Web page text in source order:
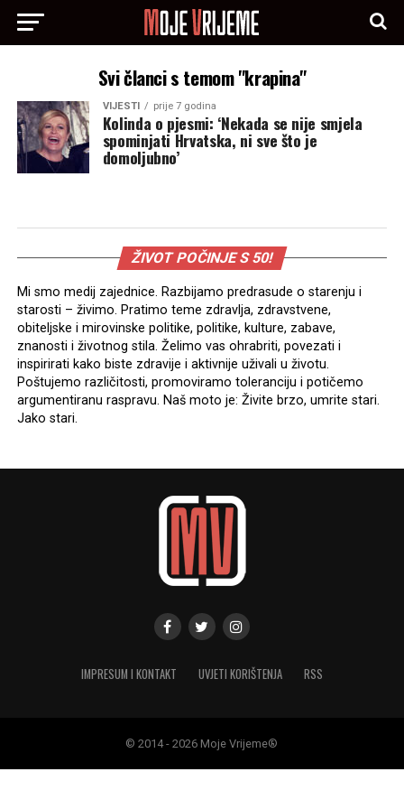
Svi članci s temom "krapina"
VIJESTI prije 7 godina
Kolinda o pjesmi: ‘Nekada se nije smjela
spominjati Hrvatska, ni sve što je
domoljubno’
ŽIVOT POČINJE S 50!
Mi smo medij zajednice. Razbijamo predrasude o starenju i
starosti – živimo. Pratimo teme zdravlja, zdravstvene,
obiteljske i mirovinske politike, politike, kulture, zabave,
znanosti i životnog stila. Želimo vas ohrabriti, povezati i
inspirirati kako biste zdravije i aktivnije uživali u životu.
Poštujemo različitosti, promoviramo toleranciju i potičemo
argumentiranu raspravu. Naš moto je: Živite brzo, umrite stari.
Jako stari.
IMPRESUM I KONTAKT UVJETI KORIŠTENJA RSS
© 2014 - 2026 Moje Vrijeme®